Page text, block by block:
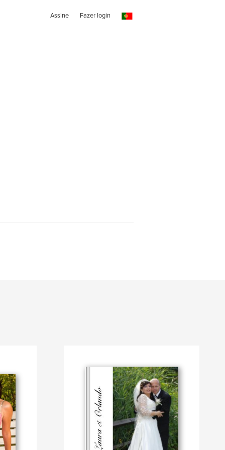
Assine Fazer login